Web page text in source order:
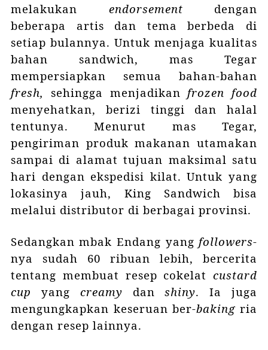
melakukan endorsement dengan
beberapa artis dan tema berbeda di
setiap bulannya. Untuk menjaga kualitas
bahan sandwich, mas Tegar
mempersiapkan semua bahan-bahan
fresh, sehingga menjadikan frozen food
menyehatkan, berizi tinggi dan halal
tentunya. Menurut mas Tegar,
pengiriman produk makanan utamakan
sampai di alamat tujuan maksimal satu
hari dengan ekspedisi kilat. Untuk yang
lokasinya jauh, King Sandwich bisa
melalui distributor di berbagai provinsi.
Sedangkan mbak Endang yang followers-
nya sudah 60 ribuan lebih, bercerita
tentang membuat resep cokelatcustard
cup yang creamy danshiny. Ia juga
mengungkapkan keseruan ber-baking ria
dengan resep lainnya.